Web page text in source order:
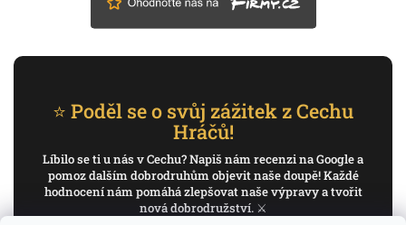
⭐ Poděl se o svůj zážitek z Cechu
Hráčů!
Líbilo se ti u nás v Cechu? Napiš nám recenzi na Google a
pomoz dalším dobrodruhům objevit naše doupě! Každé
hodnocení nám pomáhá zlepšovat naše výpravy a tvořit
nová dobrodružství. ⚔️